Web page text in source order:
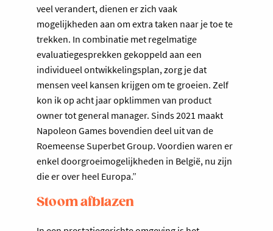
veel verandert, dienen er zich vaak
mogelijkheden aan om extra taken naar je toe te
trekken. In combinatie met regelmatige
evaluatiegesprekken gekoppeld aan een
individueel ontwikkelingsplan, zorg je dat
mensen veel kansen krijgen om te groeien. Zelf
kon ik op acht jaar opklimmen van product
owner tot general manager. Sinds 2021 maakt
Napoleon Games bovendien deel uit van de
Roemeense Superbet Group. Voordien waren er
enkel doorgroeimogelijkheden in België, nu zijn
die er over heel Europa.”
Stoom afblazen